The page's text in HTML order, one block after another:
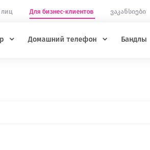
лиц Для бизнес-клиентов ვაკანსიები
Домашний телефон Бандлы